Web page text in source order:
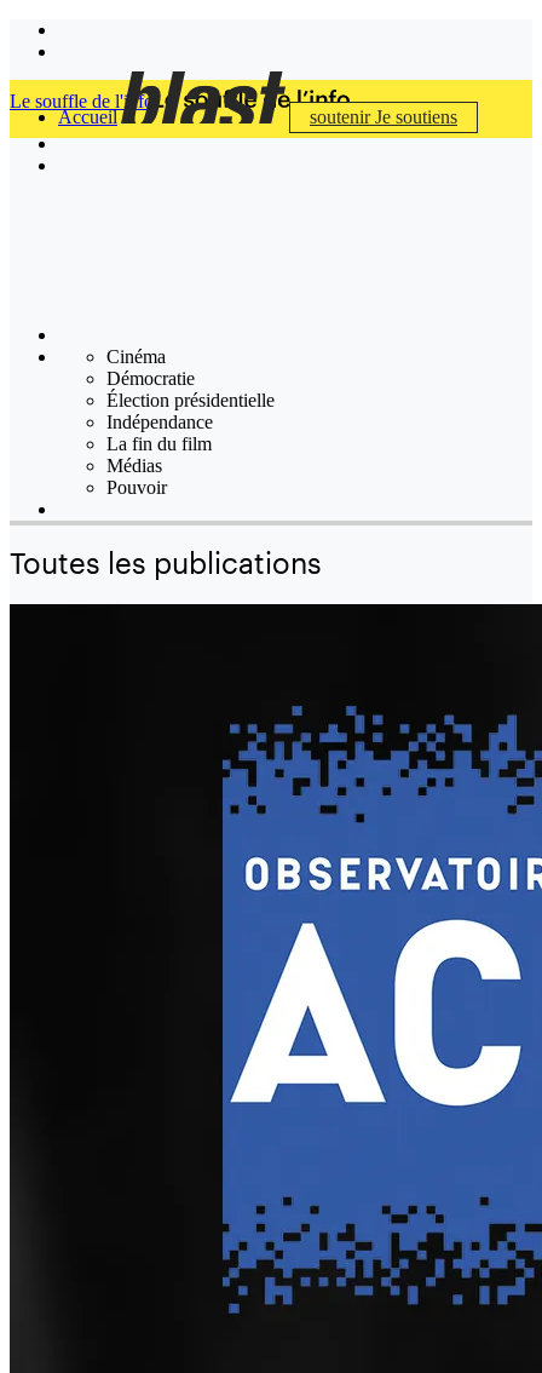
Accueil soutenirJe soutiens
Le souffle de l'info
Cinéma
Démocratie
Élection présidentielle
Indépendance
La fin du film
Médias
Pouvoir
Toutes les publications